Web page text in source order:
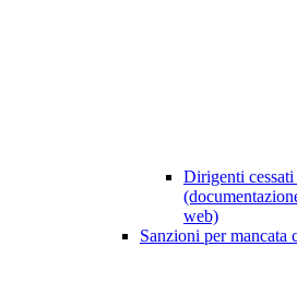
Dirigenti
web)
Sanzioni per mancata